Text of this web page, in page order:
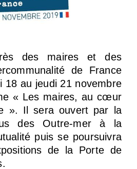
des maires et des
de France
18 au jeudi 21 novembre
« Les maires, au cœur
». Il sera ouvert par la
des Outre-mer à la
puis se poursuivra
de la Porte de